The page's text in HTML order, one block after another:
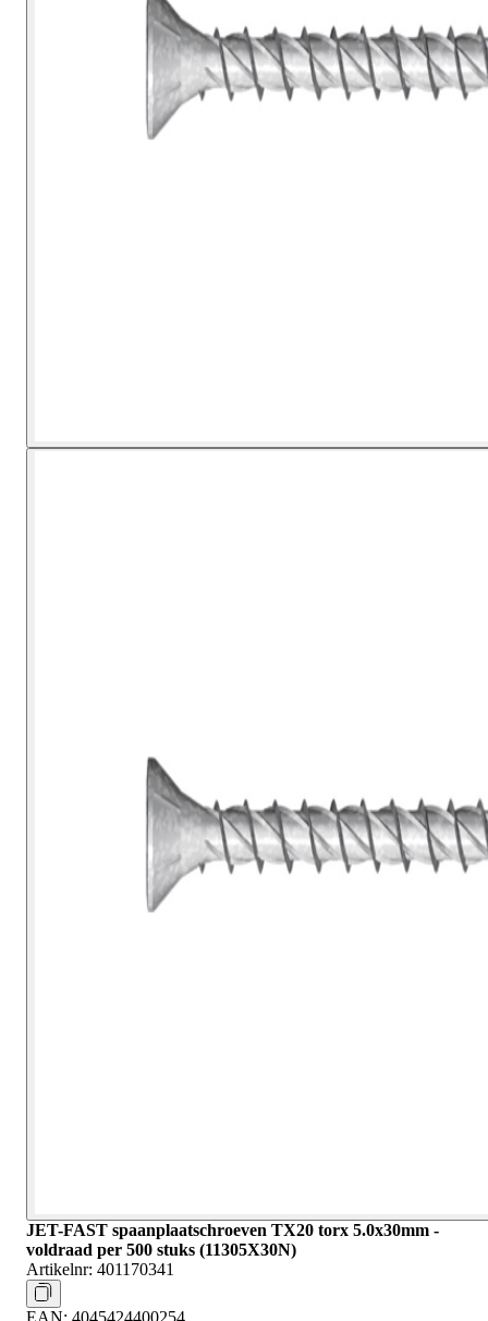
JET-FAST spaanplaatschroeven TX20 torx 5.0x30mm -
voldraad per 500 stuks (11305X30N)
Artikelnr: 401170341
EAN: 4045424400254